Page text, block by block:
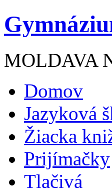
MOLDAVA
Domov
Jazyková
Žiacka
Prijímačky
Tlačivá